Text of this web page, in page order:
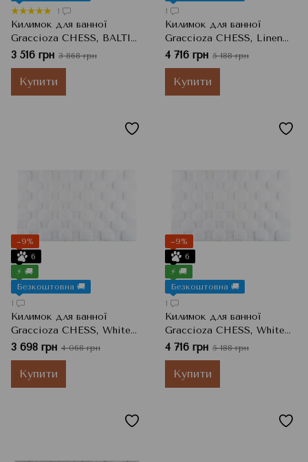
1
Килимок для ванної
Graccioza CHESS, BALTIC,
60x100 см
3 516 грн 3 868 грн
Купити
1
Килимок для ванної
Graccioza CHESS, Linen
Льон, 60x100 см
4 716 грн 5 188 грн
Купити
−9%
6
⚡ 🚚
Безкоштовна 🚚
1
Килимок для ванної
Graccioza CHESS, White
Білий, 50x80 см
3 698 грн 4 068 грн
Купити
−9%
6
⚡ 🚚
Безкоштовна 🚚
1
Килимок для ванної
Graccioza CHESS, White
Білий, 60x100 см
4 716 грн 5 188 грн
Купити